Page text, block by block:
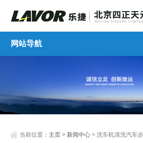
网站导航
当前位置： 主页 > 新闻中心 > 洗车机清洗汽车